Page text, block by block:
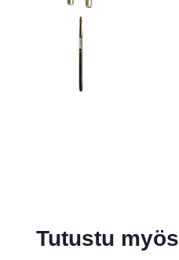
Tutustu myös